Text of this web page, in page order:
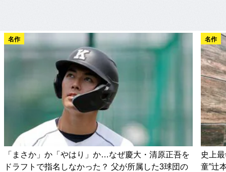
名作
「まさか」か「やはり」か…なぜ慶大・清原正吾を
ドラフトで指名しなかった？ 父が所属した3球団の
名作
史上
童”辻